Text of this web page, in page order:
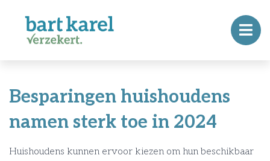
Besparingen huishoudens
namen sterk toe in 2024
Huishoudens kunnen ervoor kiezen om hun beschikbaar